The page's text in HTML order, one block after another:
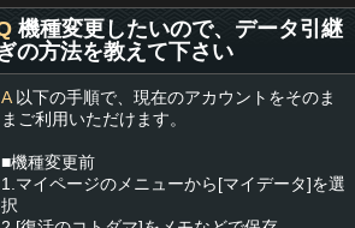
機種変更したいので、データ引継
の方法を教えて下さい
A以下の手順で、現在のアカウントをそのま
まご利用いただけます。
■機種変更前
1.マイページのメニューから[マイデータ]を選
択